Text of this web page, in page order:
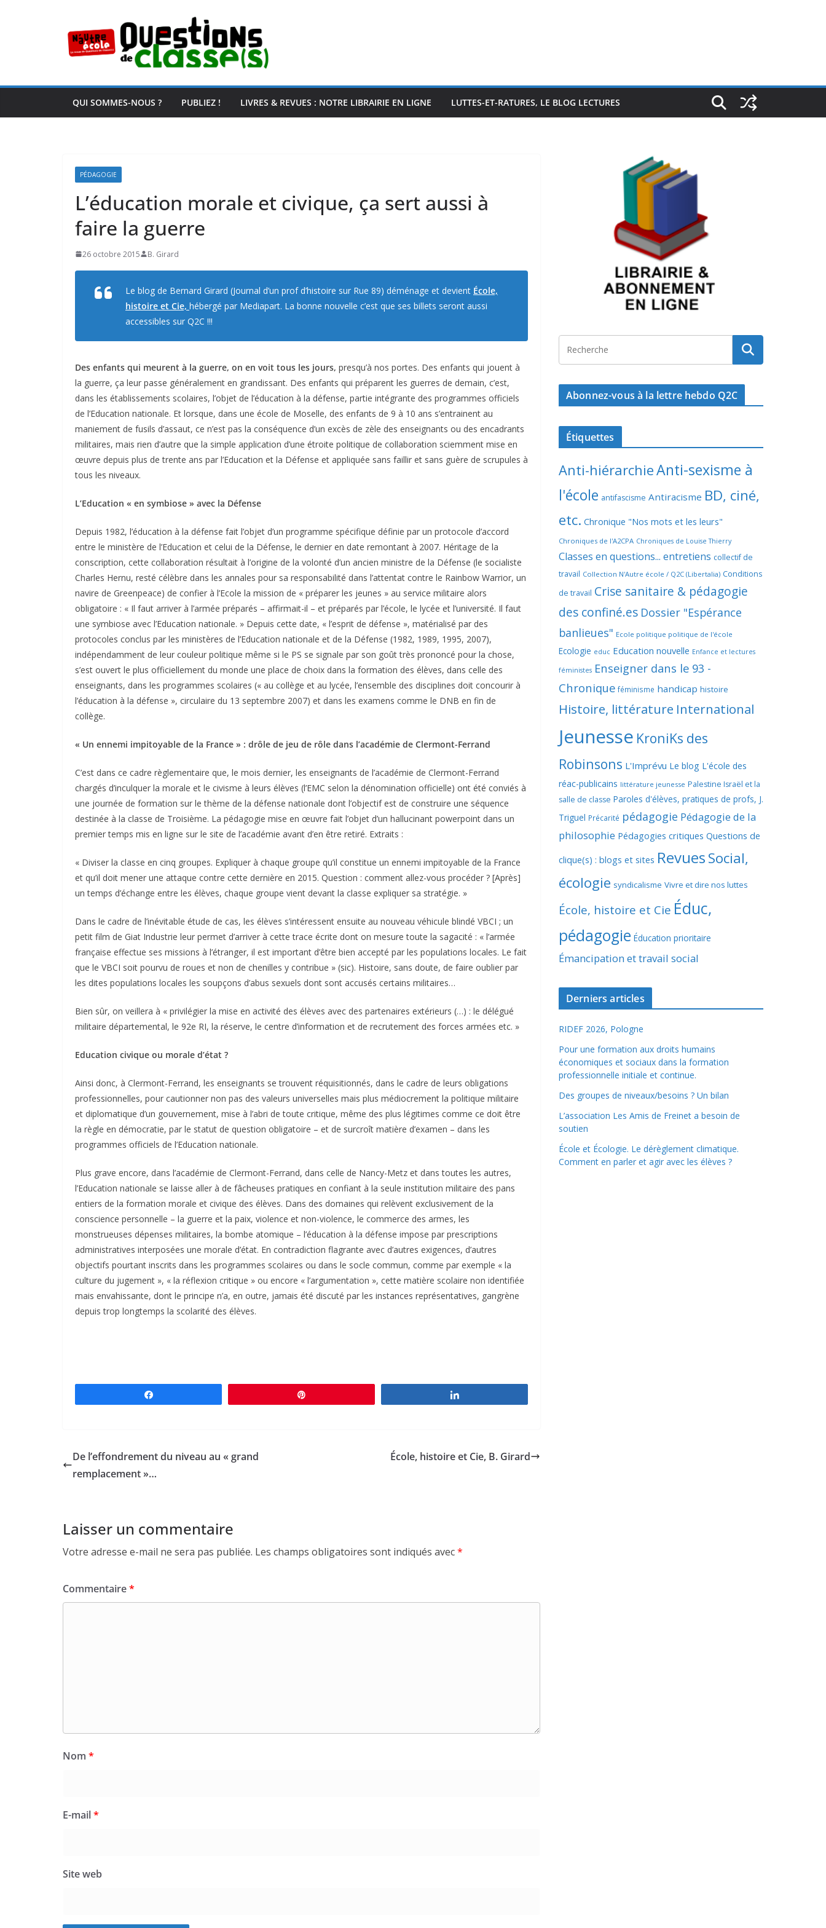
QUI SOMMES-NOUS ? PUBLIEZ ! LIVRES & REVUES : NOTRE LIBRAIRIE EN LIGNE LUTTES-ET-RATURES, LE BLOG LECTURES
PÉDAGOGIE
L’éducation morale et civique, ça sert aussi à
faire la guerre
26 octobre 2015 B. Girard
Le blog de Bernard Girard (Journal d’un prof d’histoire sur Rue 89) déménage et devient École,
histoire et Cie, hébergé par Mediapart. La bonne nouvelle c’est que ses billets seront aussi
accessibles sur Q2C !!!
Des enfants qui meurent à la guerre, on en voit tous les jours, presqu’à nos portes. Des enfants qui jouent à
la guerre, ça leur passe généralement en grandissant. Des enfants qui préparent les guerres de demain, c’est,
dans les établissements scolaires, l’objet de l’éducation à la défense, partie intégrante des programmes officiels
de l’Education nationale. Et lorsque, dans une école de Moselle, des enfants de 9 à 10 ans s’entrainent au
maniement de fusils d’assaut, ce n’est pas la conséquence d’un excès de zèle des enseignants ou des encadrants
militaires, mais rien d’autre que la simple application d’une étroite politique de collaboration sciemment mise en
œuvre depuis plus de trente ans par l’Education et la Défense et appliquée sans faillir et sans guère de scrupules à
tous les niveaux.
L’Education « en symbiose » avec la Défense
Depuis 1982, l’éducation à la défense fait l’objet d’un programme spécifique définie par un protocole d’accord
entre le ministère de l’Education et celui de la Défense, le dernier en date remontant à 2007. Héritage de la
conscription, cette collaboration résultait à l’origine de la volonté d’un ancien ministre de la Défense (le socialiste
Charles Hernu, resté célèbre dans les annales pour sa responsabilité dans l’attentat contre le Rainbow Warrior, un
navire de Greenpeace) de confier à l’Ecole la mission de « préparer les jeunes » au service militaire alors
obligatoire : « Il faut arriver à l’armée préparés – affirmait-il – et préparés par l’école, le lycée et l’université. Il faut
une symbiose avec l’Education nationale. » Depuis cette date, « l’esprit de défense », matérialisé par des
protocoles conclus par les ministères de l’Education nationale et de la Défense (1982, 1989, 1995, 2007),
indépendamment de leur couleur politique même si le PS se signale par son goût très prononcé pour la chose,
s’est ouvert le plus officiellement du monde une place de choix dans la formation des élèves, dans celle des
enseignants, dans les programmes scolaires (« au collège et au lycée, l’ensemble des disciplines doit concourir à
l’éducation à la défense », circulaire du 13 septembre 2007) et dans les examens comme le DNB en fin de
collège.
« Un ennemi impitoyable de la France » : drôle de jeu de rôle dans l’académie de Clermont-Ferrand
C’est dans ce cadre règlementaire que, le mois dernier, les enseignants de l’académie de Clermont-Ferrand
chargés d’inculquer la morale et le civisme à leurs élèves (l’EMC selon la dénomination officielle) ont été conviés à
une journée de formation sur le thème de la défense nationale dont l’objectif est de construire une séquence
destinée à la classe de Troisième. La pédagogie mise en œuvre fait l’objet d’un hallucinant powerpoint dans un
premier temps mis en ligne sur le site de l’académie avant d’en être retiré. Extraits :
« Diviser la classe en cinq groupes. Expliquer à chaque groupe qu’il constitue un ennemi impitoyable de la France
et qu’il doit mener une attaque contre cette dernière en 2015. Question : comment allez-vous procéder ? [Après]
un temps d’échange entre les élèves, chaque groupe vient devant la classe expliquer sa stratégie. »
Dans le cadre de l’inévitable étude de cas, les élèves s’intéressent ensuite au nouveau véhicule blindé VBCI ; un
petit film de Giat Industrie leur permet d’arriver à cette trace écrite dont on mesure toute la sagacité : « l’armée
française effectue ses missions à l’étranger, il est important d’être bien accepté par les populations locales. Le fait
que le VBCI soit pourvu de roues et non de chenilles y contribue » (sic). Histoire, sans doute, de faire oublier par
les dites populations locales les soupçons d’abus sexuels dont sont accusés certains militaires…
Bien sûr, on veillera à « privilégier la mise en activité des élèves avec des partenaires extérieurs (…) : le délégué
militaire départemental, le 92e RI, la réserve, le centre d’information et de recrutement des forces armées etc. »
Education civique ou morale d’état ?
Ainsi donc, à Clermont-Ferrand, les enseignants se trouvent réquisitionnés, dans le cadre de leurs obligations
professionnelles, pour cautionner non pas des valeurs universelles mais plus médiocrement la politique militaire
et diplomatique d’un gouvernement, mise à l’abri de toute critique, même des plus légitimes comme ce doit être
la règle en démocratie, par le statut de question obligatoire – et de surcroît matière d’examen – dans les
programmes officiels de l’Education nationale.
Plus grave encore, dans l’académie de Clermont-Ferrand, dans celle de Nancy-Metz et dans toutes les autres,
l’Education nationale se laisse aller à de fâcheuses pratiques en confiant à la seule institution militaire des pans
entiers de la formation morale et civique des élèves. Dans des domaines qui relèvent exclusivement de la
conscience personnelle – la guerre et la paix, violence et non-violence, le commerce des armes, les
monstrueuses dépenses militaires, la bombe atomique – l’éducation à la défense impose par prescriptions
administratives interposées une morale d’état. En contradiction flagrante avec d’autres exigences, d’autres
objectifs pourtant inscrits dans les programmes scolaires ou dans le socle commun, comme par exemple « la
culture du jugement », « la réflexion critique » ou encore « l’argumentation », cette matière scolaire non identifiée
mais envahissante, dont le principe n’a, en outre, jamais été discuté par les instances représentatives, gangrène
depuis trop longtemps la scolarité des élèves.
De l’effondrement du niveau au « grand
remplacement »…
École, histoire et Cie, B. Girard
Laisser un commentaire
Votre adresse e-mail ne sera pas publiée. Les champs obligatoires sont indiqués avec*
Commentaire*
Nom *
E-mail*
Site web
Abonnez-vous à la lettre hebdo Q2C
Étiquettes
Anti-hiérarchieAnti-sexisme à
l'école antifascisme Antiracisme BD, ciné,
etc. Chronique "Nos mots et les leurs"
Chroniques de l'A2CPA Chroniques de Louise Thierry
Classes en questions... entretiens collectif de
travail Collection N'Autre école / Q2C (Libertalia) Conditions
de travail Crise sanitaire & pédagogie
des confiné.es Dossier "Espérance
banlieues" Ecole politique politique de l'école
Ecologie educ Education nouvelle Enfance et lectures
féministes Enseigner dans le 93 -
Chronique féminisme handicap histoire
Histoire, littérature International
Jeunesse KroniKs des
Robinsons L'Imprévu Le blog L'école des
réac-publicains littérature jeunesse Palestine Israël et la
salle de classe Paroles d'élèves, pratiques de profs, J.
Triguel Précarité pédagogie Pédagogie de la
philosophie Pédagogies critiques Questions de
clique(s) : blogs et sites RevuesSocial,
écologie syndicalisme Vivre et dire nos luttes
École, histoire et Cie Éduc,
pédagogie Éducation prioritaire
Émancipation et travail social
Derniers articles
RIDEF 2026, Pologne
Pour une formation aux droits humains
économiques et sociaux dans la formation
professionnelle initiale et continue.
Des groupes de niveaux/besoins ? Un bilan
L’association Les Amis de Freinet a besoin de
soutien
École et Écologie. Le dérèglement climatique.
Comment en parler et agir avec les élèves ?